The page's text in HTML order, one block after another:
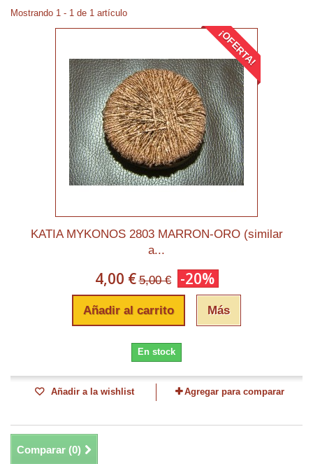
Mostrando 1 - 1 de 1 artículo
¡OFERTA!
KATIA MYKONOS 2803 MARRON-ORO (similar
a...
4,00 € 5,00 € -20%
Añadir al carrito Más
En stock
Añadir a la wishlist Agregar para comparar
Comparar (0)